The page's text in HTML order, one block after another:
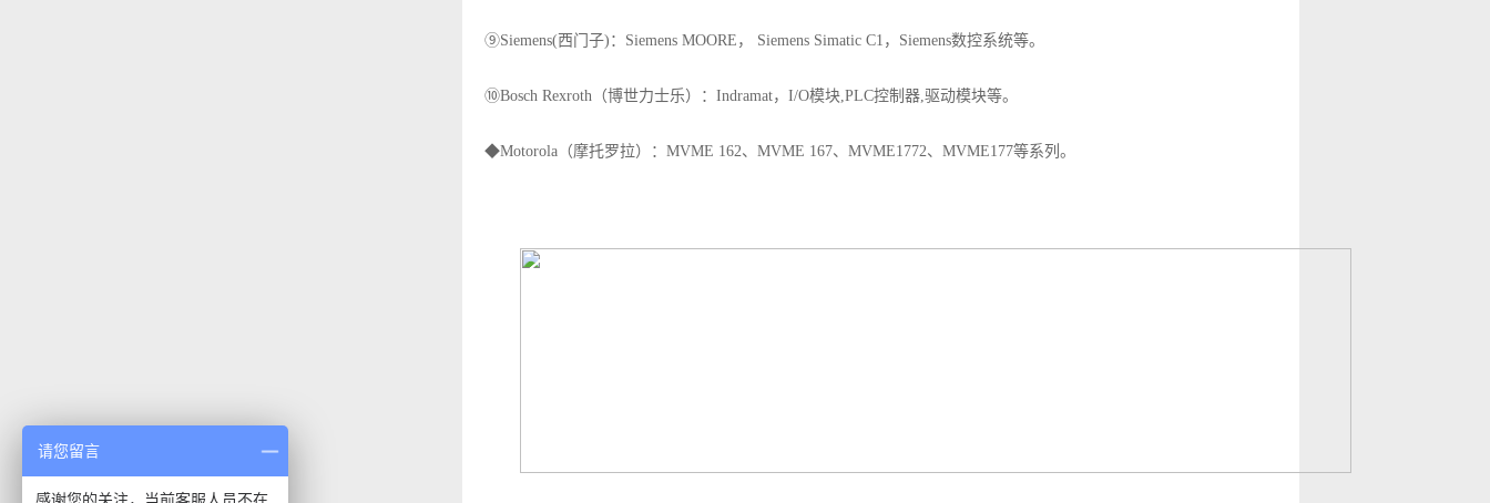
⑨Siemens(西门子)：Siemens MOORE， Siemens Simatic C1，Siemens数控系统等。
⑩Bosch Rexroth（博世力士乐）：Indramat，I/O模块,PLC控制器,驱动模块等。
◆Motorola（摩托罗拉）：MVME 162、MVME 167、MVME1772、MVME177等系列。
请您留言